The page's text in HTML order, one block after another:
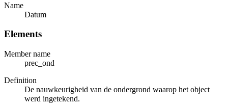
Name
Datum
Elements
Member name
prec_ond
Definition
De nauwkeurigheid van de ondergrond waarop het object
werd ingetekend.